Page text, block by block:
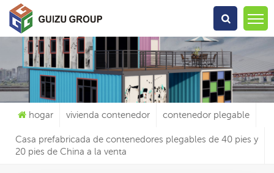
Qué Estás Buscando?
hogar vivienda contenedor contenedor plegable
Casa prefabricada de contenedores plegables de 40 pies y
20 pies de China a la venta